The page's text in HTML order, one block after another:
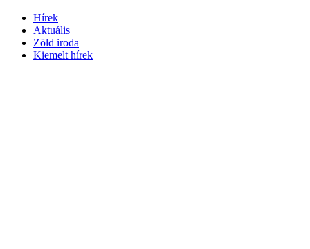
Hírek
Aktuális
Zöld iroda
Kiemelt hírek